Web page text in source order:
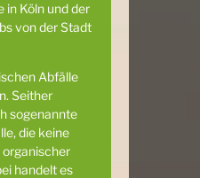
in Köln und der
von der Stadt
Abfälle
Seither
sogenannte
die keine
organischer
handelt es